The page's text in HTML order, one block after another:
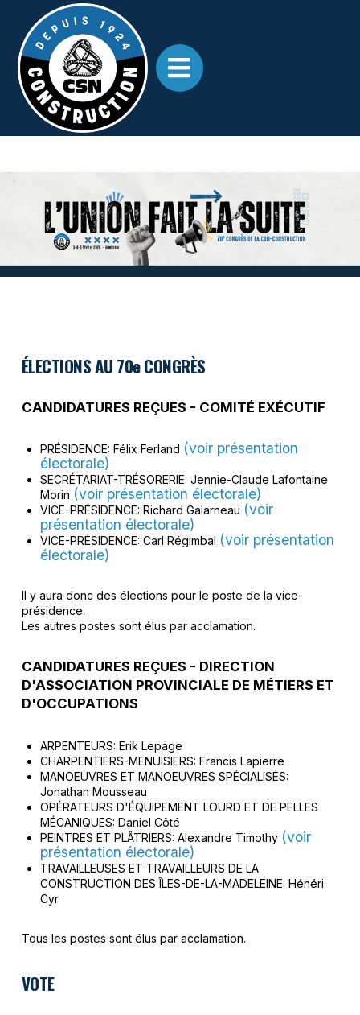
ÉLECTIONS AU 70e CONGRÈS
CANDIDATURES REÇUES - COMITÉ EXÉCUTIF
PRÉSIDENCE: Félix Ferland (voir présentation
électorale)
SECRÉTARIAT-TRÉSORERIE: Jennie-Claude Lafontaine
Morin (voir présentation électorale)
VICE-PRÉSIDENCE: Richard Galarneau (voir
présentation électorale)
VICE-PRÉSIDENCE: Carl Régimbal (voir présentation
électorale)
Il y aura donc des élections pour le poste de la vice-
présidence.
Les autres postes sont élus par acclamation.
CANDIDATURES REÇUES - DIRECTION
D'ASSOCIATION PROVINCIALE DE MÉTIERS ET
D'OCCUPATIONS
ARPENTEURS: Erik Lepage
CHARPENTIERS-MENUISIERS: Francis Lapierre
MANOEUVRES ET MANOEUVRES SPÉCIALISÉS:
Jonathan Mousseau
OPÉRATEURS D'ÉQUIPEMENT LOURD ET DE PELLES
MÉCANIQUES: Daniel Côté
PEINTRES ET PLÂTRIERS: Alexandre Timothy (voir
présentation électorale)
TRAVAILLEUSES ET TRAVAILLEURS DE LA
CONSTRUCTION DES ÎLES-DE-LA-MADELEINE: Hénéri
Cyr
Tous les postes sont élus par acclamation.
VOTE